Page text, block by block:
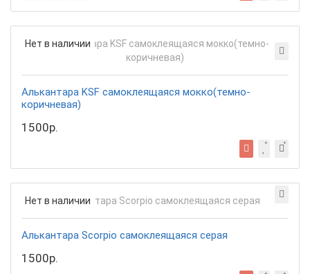
Нет в наличии
Алькантара KSF самоклеящаяся мокко(темно-
коричневая)
1500р.
Нет в наличии
Алькантара Scorpio самоклеящаяся серая
1500р.